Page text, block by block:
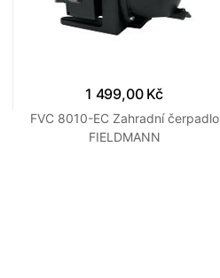
1 499,00 Kč
FVC 8010-EC Zahradní čerpadlo
FIELDMANN